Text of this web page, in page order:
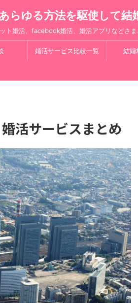
らゆる方法を駆使して結
婚活、facebook婚活、婚活アプリなどさ
婚活サービス比較一覧 結婚
活サービスまとめ